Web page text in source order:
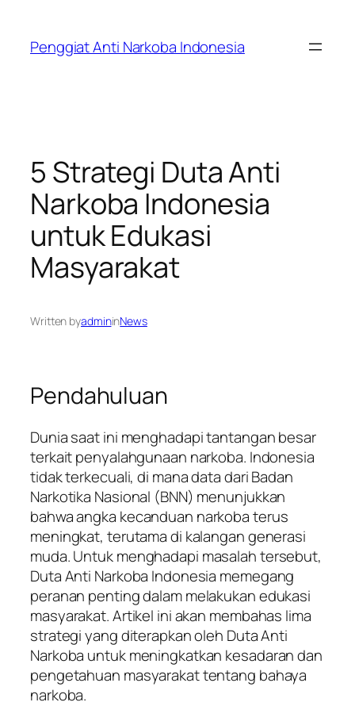
content
Penggiat Anti Narkoba Indonesia
5 Strategi Duta Anti
Narkoba Indonesia
untuk Edukasi
Masyarakat
Written byadmininNews
Pendahuluan
Dunia saat ini menghadapi tantangan besar
terkait penyalahgunaan narkoba. Indonesia
tidak terkecuali, di mana data dari Badan
Narkotika Nasional (BNN) menunjukkan
bahwa angka kecanduan narkoba terus
meningkat, terutama di kalangan generasi
muda. Untuk menghadapi masalah tersebut,
Duta Anti Narkoba Indonesia memegang
peranan penting dalam melakukan edukasi
masyarakat. Artikel ini akan membahas lima
strategi yang diterapkan oleh Duta Anti
Narkoba untuk meningkatkan kesadaran dan
pengetahuan masyarakat tentang bahaya
narkoba.